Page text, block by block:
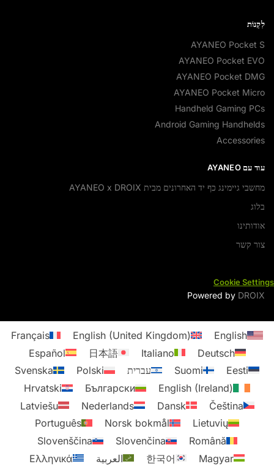
לִקְנוֹת
AYANEO Pocket S
AYANEO Pocket EVO
AYANEO Pocket DMG
AYANEO Pocket Micro
Handheld Gaming PCs
Android Gaming Handhelds
Accessories
עוד עם AYANEO
מחשבי גיימינג כף יד האחרונים מבית AYANEO x DROIX
בלוג
אודותינו
צור קשר
Cookie Settings
Powered by DROIX
English
English (United Kingdom)
Français
Deutsch
Italiano
日本語
Español
Eesti
Suomi עברית Polski
Svenska
English (Ireland)
Български
Hrvatski
Čeština
Dansk
Nederlands
Latviešu
Lietuvių
Norsk bokmål
Português
Română
Slovenčina
Slovenščina
Magyar
한국어 العربية Ελληνικά